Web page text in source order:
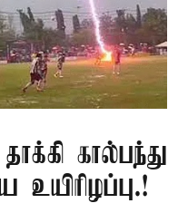
கால்பந்து